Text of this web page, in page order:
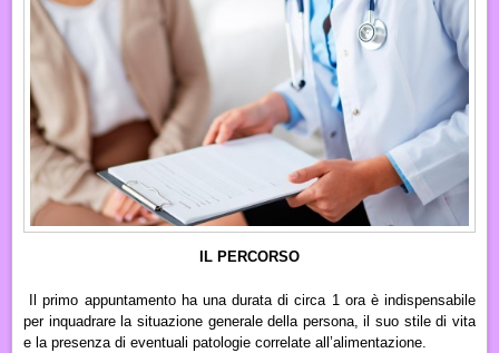
IL PERCORSO
Il primo appuntamento ha una durata di circa 1 ora è indispensabile
per inquadrare la situazione generale della persona, il suo stile di vita
e la presenza di eventuali patologie correlate all’alimentazione.